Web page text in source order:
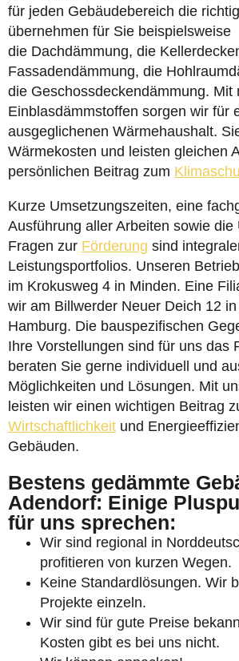
für jeden Gebäudebereich die
übernehmen für Sie beispielsweise
die Dachdämmung, die
Fassadendämmung, die
die Geschossdeckendämmung. Mit
Einblasdämmstoffen sorgen wir für
ausgeglichenen Wärmehaushalt.
Wärmekosten und leisten gleichen
persönlichen Beitrag zum
Kurze Umsetzungszeiten, eine
Ausführung aller Arbeiten sowie die
Fragen zur Förderung sind
Leistungsportfolios. Unseren
im Krokusweg 4 in Minden. Eine
wir am Billwerder Neuer Deich 12
Hamburg. Die bauspezifischen
Ihre Vorstellungen sind für uns das
beraten Sie gerne individuell und
Möglichkeiten und Lösungen. Mit
leisten wir einen wichtigen Beitrag
Wirtschaftlichkeit und
Gebäuden.
Bestens gedämmte
Adendorf: Einige
für uns sprechen:
Wir sind regional in
profitieren von kurzen Wegen.
Keine Standardlösungen. Wir
Projekte einzeln.
Wir sind für gute Preise
Kosten gibt es bei uns nicht.